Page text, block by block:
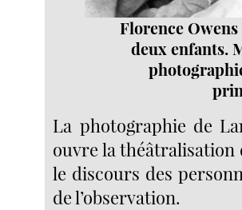
Florence Owens
deux enfants.
La photographie de
ouvre la théâtralisation
le discours des
de l’observation.